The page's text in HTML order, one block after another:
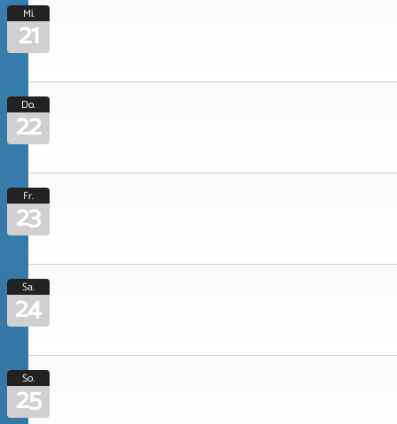
Mi.
21
Do.
22
Fr.
23
Sa.
24
So.
25